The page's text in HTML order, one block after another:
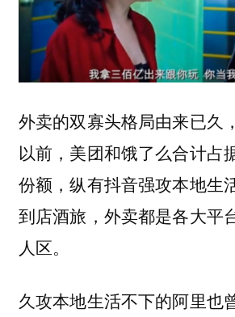
外卖的双寡头格局由来已久
以前，美团和饿了么合计占
份额，纵有抖音强攻本地生
到店酒旅，外卖都是各大平
人区。
久攻本地生活不下的阿里也